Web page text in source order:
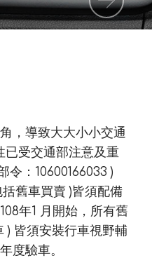
，導致大大小小交通
已受交通部注意及重
令：10600166033 )
舊車買賣 )皆須配備
年1 月開始，所有舊
) 皆須安裝行車視野輔
度驗車。